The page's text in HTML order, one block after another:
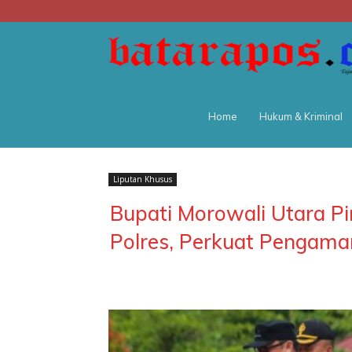
Home Hukum & Kriminal
Liputan Khusus
Bupati Morowali Utara
Polres, Perkuat